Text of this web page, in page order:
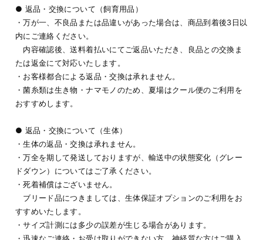
● 返品・交換について（飼育用品）
・万が一、不良品または品違いがあった場合は、商品到着後3日以
内にご連絡ください。
内容確認後、送料着払いにてご返品いただき、良品との交換ま
たは返金にて対応いたします。
・お客様都合による返品・交換は承れません。
・菌糸類は生き物・ナマモノのため、夏場はクール便のご利用を
おすすめします。
● 返品・交換について（生体）
・生体の返品・交換は承れません。
・万全を期して発送しておりますが、輸送中の状態変化（グレー
ドダウン）についてはご了承ください。
・死着補償はございません。
ブリード品につきましては、生体保証オプションのご利用をお
すすめいたします。
・サイズ計測には多少の誤差が生じる場合があります。
・迅速なご連絡・お受け取りができない方、神経質な方はご購入